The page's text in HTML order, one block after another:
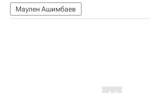
Маулен Ашимбаев